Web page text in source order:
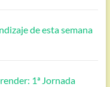
de esta semana
1ª Jornada